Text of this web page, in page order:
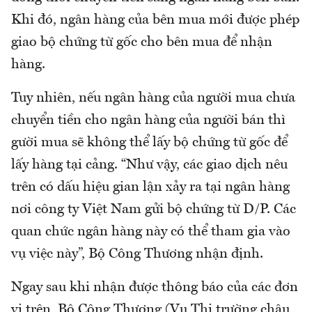
Khi đó, ngân hàng của bên mua mới được phép
giao bộ chứng từ gốc cho bên mua để nhận
hàng.
Tuy nhiên, nếu ngân hàng của người mua chưa
chuyển tiền cho ngân hàng của người bán thì
gười mua sẽ không thể lấy bộ chứng từ gốc để
lấy hàng tại cảng. “Như vậy, các giao dịch nêu
trên có dấu hiệu gian lận xảy ra tại ngân hàng
nơi công ty Việt Nam gửi bộ chứng từ D/P. Các
quan chức ngân hàng này có thể tham gia vào
vụ việc này”, Bộ Công Thương nhận định.
Ngay sau khi nhận được thông báo của các đơn